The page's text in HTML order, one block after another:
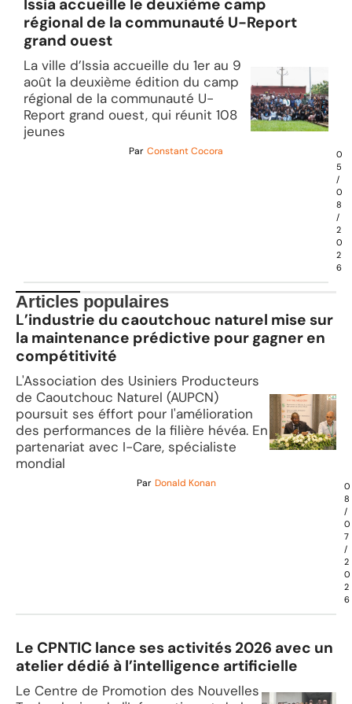
Issia accueille le deuxième camp
régional de la communauté U-Report
grand ouest
La ville d’Issia accueille du 1er au 9
août la deuxième édition du camp
régional de la communauté U-
Report grand ouest, qui réunit 108
jeunes
Par Constant Cocora
0
5
/
0
8
/
2
0
2
6
Articles populaires
L’industrie du caoutchouc naturel mise sur
la maintenance prédictive pour gagner en
compétitivité
L'Association des Usiniers Producteurs
de Caoutchouc Naturel (AUPCN)
poursuit ses éffort pour l'amélioration
des performances de la filière hévéa. En
partenariat avec I-Care, spécialiste
mondial
Par Donald Konan
0
8
/
0
7
/
2
0
2
6
Le CPNTIC lance ses activités 2026 avec un
atelier dédié à l’intelligence artificielle
Le Centre de Promotion des Nouvelles